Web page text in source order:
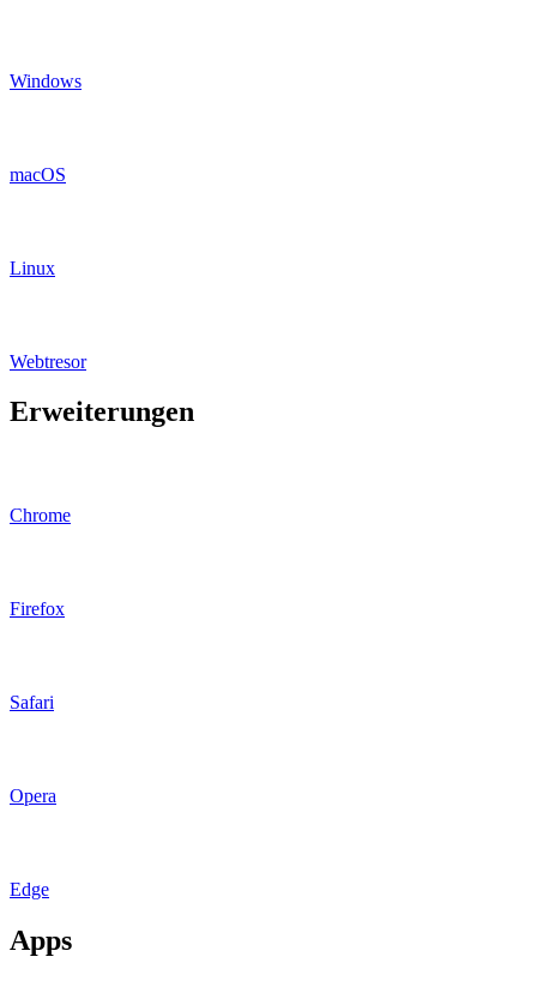
Windows
macOS
Linux
Webtresor
Erweiterungen
Chrome
Firefox
Safari
Opera
Edge
Apps